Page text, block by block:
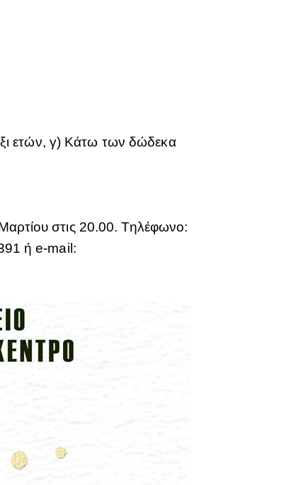
ετών, γ) Κάτω των δώδεκα
στις 20.00. Τηλέφωνο:
ή e-mail: